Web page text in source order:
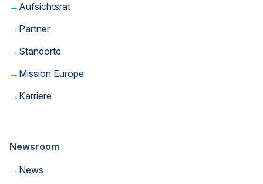
→ Aufsichtsrat
→ Partner
→ Standorte
→ Mission Europe
→ Karriere
Newsroom
→ News